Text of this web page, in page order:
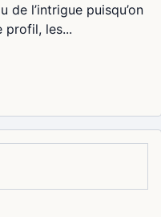
l’intrigue puisqu’on
profil, les...